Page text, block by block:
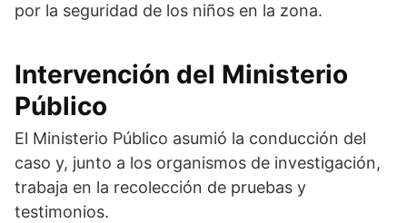
por la seguridad de los niños en la zona.
Intervención del Ministerio
Público
El Ministerio Público asumió la conducción del
caso y, junto a los organismos de investigación,
trabaja en la recolección de pruebas y
testimonios.